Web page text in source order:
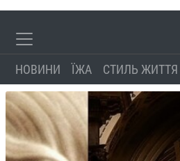
НОВИНИ ЇЖА СТИЛЬ ЖИТТЯ